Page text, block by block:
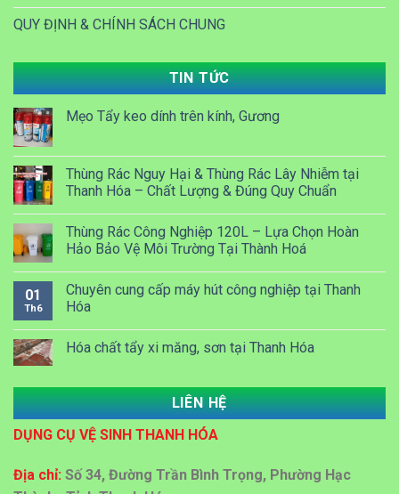
QUY ĐỊNH & CHÍNH SÁCH CHUNG
TIN TỨC
Mẹo Tẩy keo dính trên kính, Gương
Thùng Rác Nguy Hại & Thùng Rác Lây Nhiễm tại
Thanh Hóa – Chất Lượng & Đúng Quy Chuẩn
Thùng Rác Công Nghiệp 120L – Lựa Chọn Hoàn
Hảo Bảo Vệ Môi Trường Tại Thành Hoá
01
Th6
Chuyên cung cấp máy hút công nghiệp tại Thanh
Hóa
Hóa chất tẩy xi măng, sơn tại Thanh Hóa
Dung dịch Lau kính công nghiệp tại Thanh Hóa
LIÊN HỆ
DỤNG CỤ VỆ SINH THANH HÓA
Địa chỉ: Số 34, Đường Trần Bình Trọng, Phường Hạc